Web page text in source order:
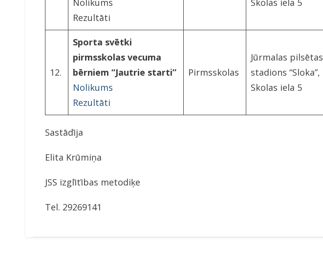
Nolikums
Rezultāti
Skolas iela 5
12.
Sporta svētki
pirmsskolas vecuma
bērniem “Jautrie starti”
Nolikums
Rezultāti
Pirmsskolas
Jūrmalas pilsētas
stadions “Sloka”,
Skolas iela 5
Sastādīja
Elita Krūmiņa
JSS izglītības metodiķe
Tel. 29269141